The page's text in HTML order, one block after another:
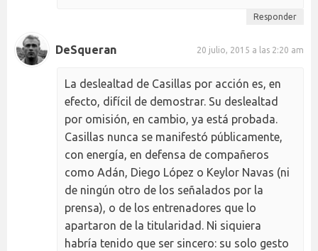
Responder
DeSqueran 20 julio, 2015 a las 2:20 am
La deslealtad de Casillas por acción es, en
efecto, difícil de demostrar. Su deslealtad
por omisión, en cambio, ya está probada.
Casillas nunca se manifestó públicamente,
con energía, en defensa de compañeros
como Adán, Diego López o Keylor Navas (ni
de ningún otro de los señalados por la
prensa), o de los entrenadores que lo
apartaron de la titularidad. Ni siquiera
habría tenido que ser sincero: su solo gesto